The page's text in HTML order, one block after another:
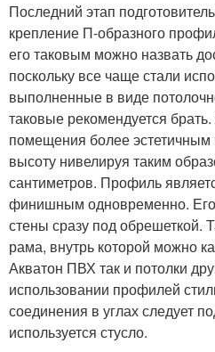
Последний этап
крепление П-образного
его таковым можно назвать
поскольку все чаще стали
выполненные в виде
таковые рекомендуется
помещения более эстетичным
высоту нивелируя таким
сантиметров. Профиль
финишным одновременно. Его
стены сразу под обрешеткой.
рама, внутрь которой можно
Акватон ПВХ так и потолки
использовании профилей
соединения в углах следует
используется стусло.